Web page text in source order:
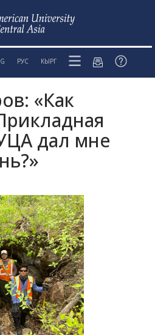
РУС КЫРГ
«Как
дал мне